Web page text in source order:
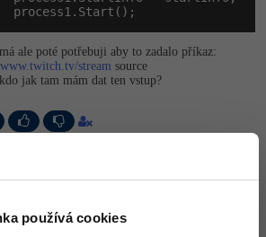
používá cookies
specialista
-41%
(AI) -10%
process1.Start();
ale poté potřebuji aby to zadalo příkaz:
www.twitch.tv/stream source
jak tam mám dat ten vstup?
: 20.2.2014 14:01
pouze spustit tak to zjednoduš na.